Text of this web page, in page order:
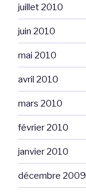
juillet 2010
juin 2010
mai 2010
avril 2010
mars 2010
février 2010
janvier 2010
décembre 2009